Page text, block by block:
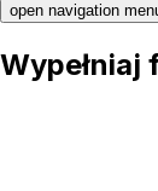
open navigation
Wypełniaj